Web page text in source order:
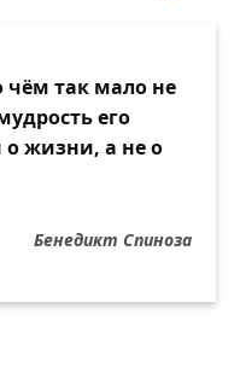
сил,
боренье,
к ней;
моей
чём так мало не
его
жизни, а не о
Бенедикт Спиноза